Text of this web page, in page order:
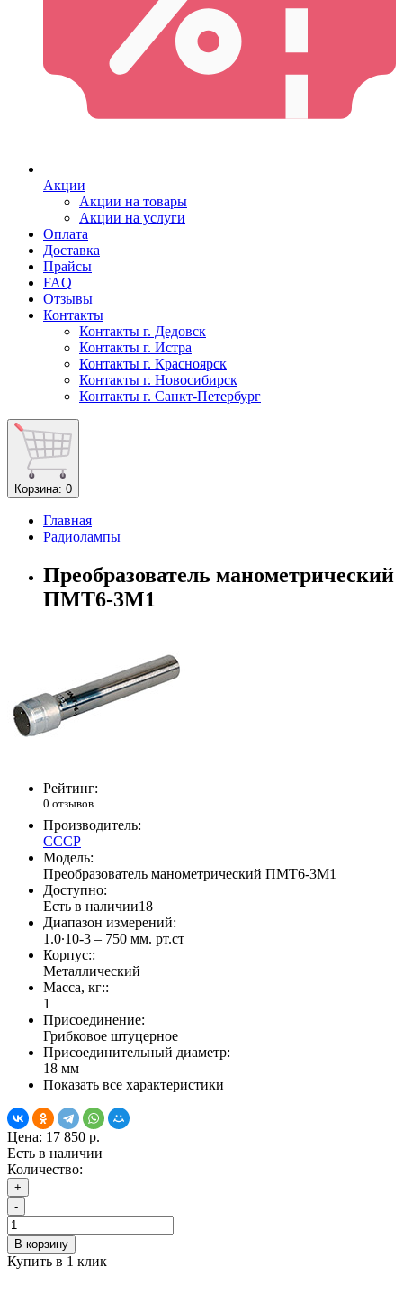
Акции
Акции на товары
Акции на услуги
Оплата
Доставка
Прайсы
FAQ
Отзывы
Контакты
Контакты г. Дедовск
Контакты г. Истра
Контакты г. Красноярск
Контакты г. Новосибирск
Контакты г. Санкт-Петербург
Корзина: 0
Главная
Радиолампы
Преобразователь манометрический
ПМТ6-3М1
Рейтинг:
0 отзывов
Производитель:
СССР
Модель:
Преобразователь манометрический ПМТ6-3М1
Доступно:
Есть в наличии18
Диапазон измерений:
1.0∙10-3 – 750 мм. рт.ст
Корпус::
Металлический
Масса, кг::
1
Присоединение:
Грибковое штуцерное
Присоединительный диаметр:
18 мм
Показать все характеристики
Цена: 17 850 р.
Есть в наличии
Количество:
+
-
В корзину
Купить в 1 клик